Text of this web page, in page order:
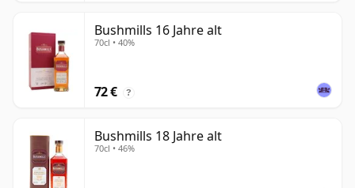
Bushmills 16 Jahre alt
70cl • 40%
72 € ?
Bushmills 18 Jahre alt
70cl • 46%